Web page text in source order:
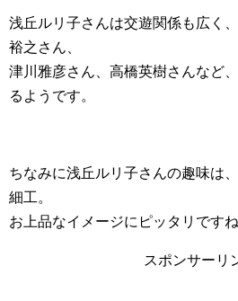
浅丘ルリ子さんは交遊関係も広く
裕之さん、
津川雅彦さん、高橋英樹さんなど
るようです。
ちなみに浅丘ルリ子さんの趣味は
細工。
お上品なイメージにピッタリです
スポンサーリ